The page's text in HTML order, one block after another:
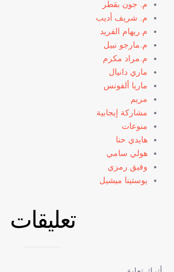
م. جون بقطر
م. شريف أديب
م.ريهام الفريد
م.مارجو نبيل
م.مراد مكرم
ماري دانيال
ماريا ألفونس
مريم
مشاركة إيجابية
منوعات
هايدي حنا
هولي سامي
وفيق رمزي
يوستينا ميشيل
تعليقات